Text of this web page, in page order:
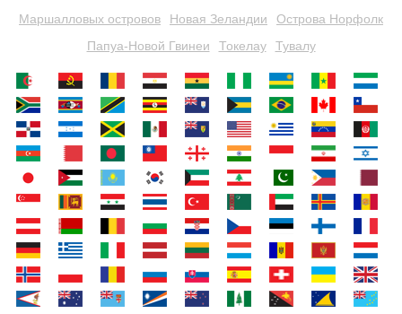
Маршалловых островов
Новая Зеландии
Острова Норфолк
Папуа-Новой Гвинеи
Токелау Тувалу